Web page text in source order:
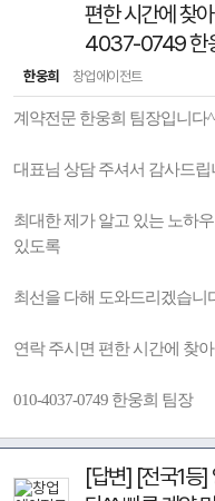
편한 시간에 찾
4037-0749 한
한웅희 창업에이전트
계약전문 한웅희 팀장입니다
대표님 상담 주셔서 감사드립
최대한 제가 알고 있는 노하
있도록
최선을 다해 도와드리겠습니
연락 주시면 편한 시간에 찾
010-4037-0749 한웅희 팀장
[답변] [전국1등]